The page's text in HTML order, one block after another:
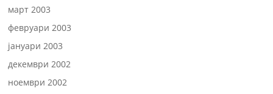
март 2003
февруари 2003
јануари 2003
декември 2002
ноември 2002